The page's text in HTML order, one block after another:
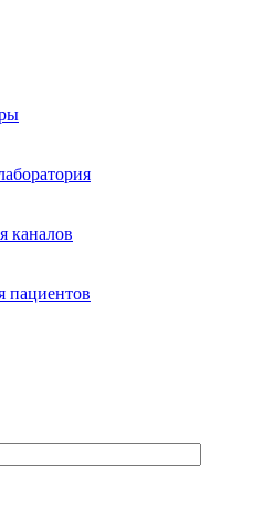
каналов
пациентов